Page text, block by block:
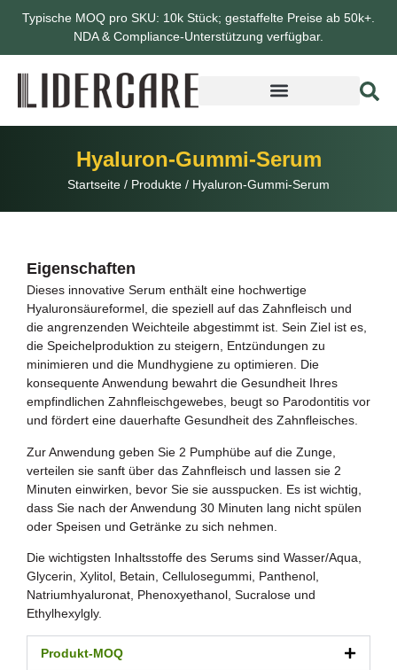
Typische MOQ pro SKU: 10k Stück; gestaffelte Preise ab 50k+.
NDA & Compliance-Unterstützung verfügbar.
Hyaluron-Gummi-Serum
Startseite / Produkte / Hyaluron-Gummi-Serum
Eigenschaften
Dieses innovative Serum enthält eine hochwertige
Hyaluronsäureformel, die speziell auf das Zahnfleisch und
die angrenzenden Weichteile abgestimmt ist. Sein Ziel ist es,
die Speichelproduktion zu steigern, Entzündungen zu
minimieren und die Mundhygiene zu optimieren. Die
konsequente Anwendung bewahrt die Gesundheit Ihres
empfindlichen Zahnfleischgewebes, beugt so Parodontitis vor
und fördert eine dauerhafte Gesundheit des Zahnfleisches.
Zur Anwendung geben Sie 2 Pumphübe auf die Zunge,
verteilen sie sanft über das Zahnfleisch und lassen sie 2
Minuten einwirken, bevor Sie sie ausspucken. Es ist wichtig,
dass Sie nach der Anwendung 30 Minuten lang nicht spülen
oder Speisen und Getränke zu sich nehmen.
Die wichtigsten Inhaltsstoffe des Serums sind Wasser/Aqua,
Glycerin, Xylitol, Betain, Cellulosegummi, Panthenol,
Natriumhyaluronat, Phenoxyethanol, Sucralose und
Ethylhexylgly.
Produkt-MOQ